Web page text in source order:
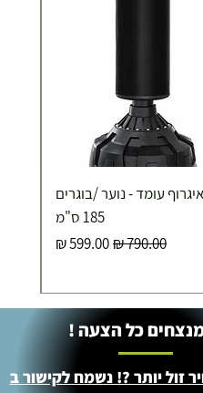
עומד - נוער /בוגרים
185 ס"מ
מחיר רגילמחיר מבצע
כל הצעה !
זול יותר ?! נשמח לקישור ב